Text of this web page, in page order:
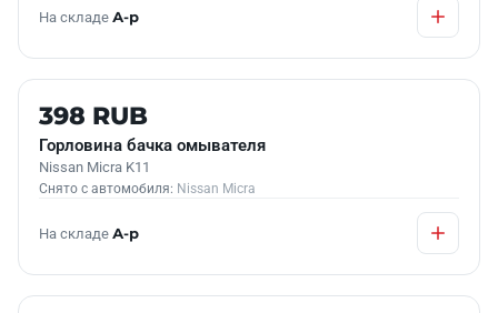
На складе А-р
Б/У В НАЛИЧИИ
398 RUB
Горловина бачка омывателя
Nissan Micra K11
Снято с автомобиля: Nissan Micra
На складе А-р